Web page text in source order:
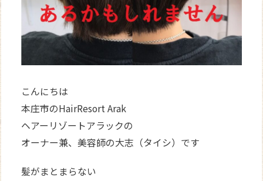
こんにちは
本庄市のHairResort Arak
ヘアーリゾートアラックの
オーナー兼、美容師の大志（タイシ）です
髪がまとまらない